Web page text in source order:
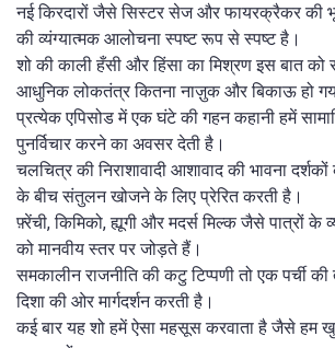
नई किरदारों जैसे सिस्टर सेज और फायरक्रैकर की
की व्यंग्यात्मक आलोचना स्पष्ट रूप से स्पष्ट है।
शो की काली हँसी और हिंसा का मिश्रण इस बात को
आधुनिक लोकतंत्र कितना नाज़ुक और बिकाऊ हो
प्रत्येक एपिसोड में एक घंटे की गहन कहानी हमें
पुनर्विचार करने का अवसर देती है।
चलचित्र की निराशावादी आशावाद की भावना
के बीच संतुलन खोजने के लिए प्रेरित करती है।
फ़्रेंची, किमिको, ह्यूगी और मदर्स मिल्क जैसे पात्रों के
को मानवीय स्तर पर जोड़ते हैं।
समकालीन राजनीति की कटु टिप्पणी तो एक पर्ची
दिशा की ओर मार्गदर्शन करती है।
कई बार यह शो हमें ऐसा महसूस करवाता है जैसे हम